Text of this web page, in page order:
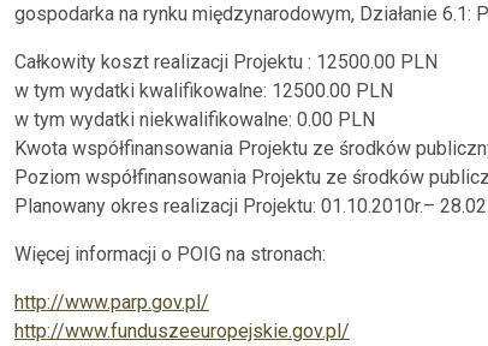
gospodarka na rynku międzynarodowym, Działanie 6.1:
Całkowity koszt realizacji Projektu : 12500.00 PLN
w tym wydatki kwalifikowalne: 12500.00 PLN
w tym wydatki niekwalifikowalne: 0.00 PLN
Kwota współfinansowania Projektu ze środków
Poziom współfinansowania Projektu ze środków
Planowany okres realizacji Projektu: 01.10.2010r.–
Więcej informacji o POIG na stronach:
http://www.parp.gov.pl/
http://www.funduszeeuropejskie.gov.pl/